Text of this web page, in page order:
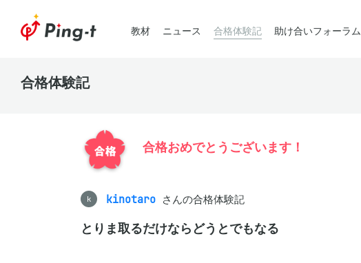
教材 ニュース 合格体験記 助け合いフォーラム
合格体験記
合格おめでとうございます！
k kinotaro さんの合格体験記
とりま取るだけならどうとでもなる